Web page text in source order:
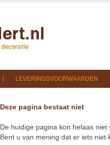
LEVERINGSVOORWAARDEN
Deze pagina bestaat niet
De huidige pagina kon helaas
Bent u van mening dat er iets